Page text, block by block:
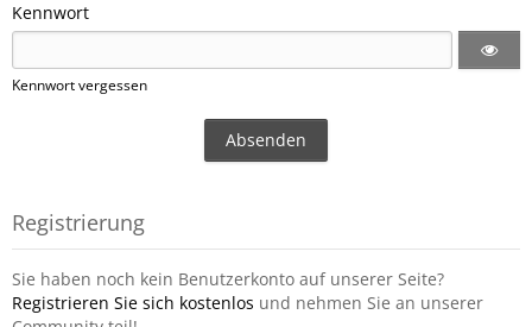
Kennwort
Kennwort vergessen
Registrierung
Sie haben noch kein Benutzerkonto auf unserer Seite?
Registrieren Sie sich kostenlos und nehmen Sie an unserer